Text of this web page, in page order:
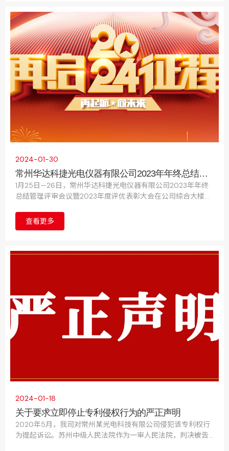
2024-01-30
常州华达科捷光电仪器有限公司2023年年终总结管
理评审会议暨2023年度评优表彰大会圆满结束
1月25日—26日，常州华达科捷光电仪器有限公司2023年年终
总结管理评审会议暨2023年度评优表彰大会在公司综合大楼五
出席了会议。
查看更多
2024-01-18
关于要求立即停止专利侵权行为的严正声明
2020年5月，我司对常州某光电科技有限公司侵犯该专利权行
为提起诉讼。苏州中级人民法院作为一审人民法院，判决被告